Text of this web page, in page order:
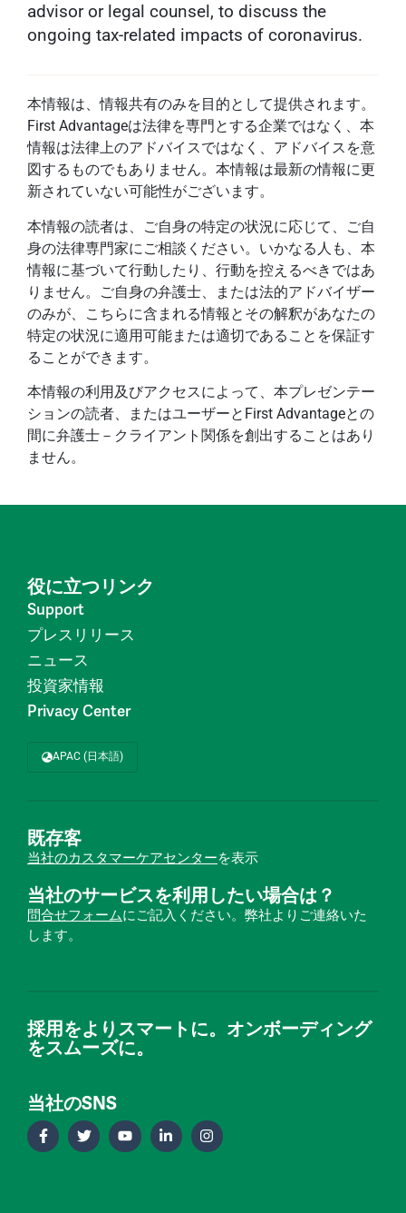
advisor or legal counsel, to discuss the
ongoing tax-related impacts of coronavirus.
本情報は、情報共有のみを目的として提供されます。
First Advantageは法律を専門とする企業ではなく、本
情報は法律上のアドバイスではなく、アドバイスを意
図するものでもありません。本情報は最新の情報に更
新されていない可能性がございます。
本情報の読者は、ご自身の特定の状況に応じて、ご自
身の法律専門家にご相談ください。いかなる人も、本
情報に基づいて行動したり、行動を控えるべきではあ
りません。ご自身の弁護士、または法的アドバイザー
のみが、こちらに含まれる情報とその解釈があなたの
特定の状況に適用可能または適切であることを保証す
ることができます。
本情報の利用及びアクセスによって、本プレゼンテー
ションの読者、またはユーザーとFirst Advantageとの
間に弁護士－クライアント関係を創出することはあり
ません。
役に立つリンク
Support
プレスリリース
ニュース
投資家情報
Privacy Center
APAC (日本語)
既存客
当社のカスタマーケアセンターを表示
当社のサービスを利用したい場合は？
問合せフォームにご記入ください。弊社よりご連絡いた
します。
採用をよりスマートに。オンボーディング
をスムーズに。
当社のSNS